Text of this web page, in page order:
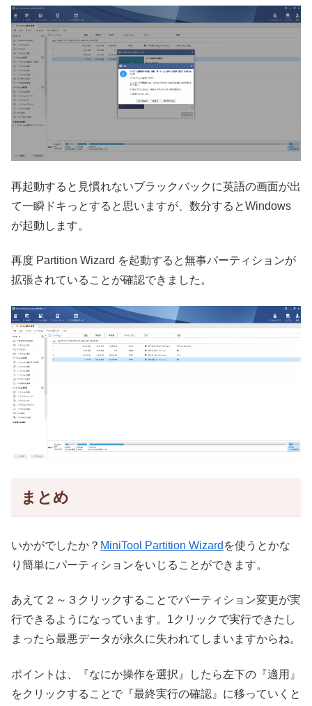
再起動すると見慣れないブラックバックに英語の画面が出
て一瞬ドキっとすると思いますが、数分するとWindows
が起動します。
再度 Partition Wizard を起動すると無事パーティションが
拡張されていることが確認できました。
まとめ
いかがでしたか？ MiniTool Partition Wizard を使うとかな
り簡単にパーティションをいじることができます。
あえて２～３クリックすることでパーティション変更が実
行できるようになっています。1クリックで実行できたし
まったら最悪データが永久に失われてしまいますからね。
ポイントは、『なにか操作を選択』したら左下の『適用』
をクリックすることで『最終実行の確認』に移っていくと